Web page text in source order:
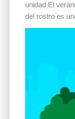
unidad El
del rostro es